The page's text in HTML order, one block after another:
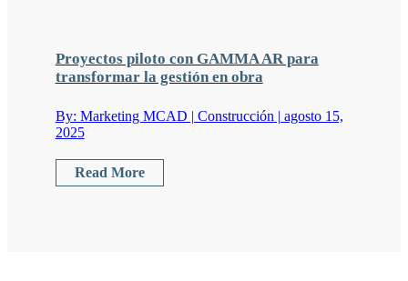
Proyectos piloto con GAMMA AR para
transformar la gestión en obra
By: Marketing MCAD | Construcción | agosto 15,
2025
Read More